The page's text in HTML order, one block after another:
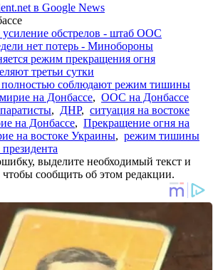
в Google News
усиление обстрелов - штаб ООС
нет потерь - Минобороны
режим прекращения огня
третьи сутки
полностью соблюдают режим тишины
на Донбассе, ООС на Донбассе
, ДНР, ситуация на востоке
на Донбассе, Прекращение огня на
на востоке Украины, режим тишины
выделите необходимый текст и
сообщить об этом редакции.